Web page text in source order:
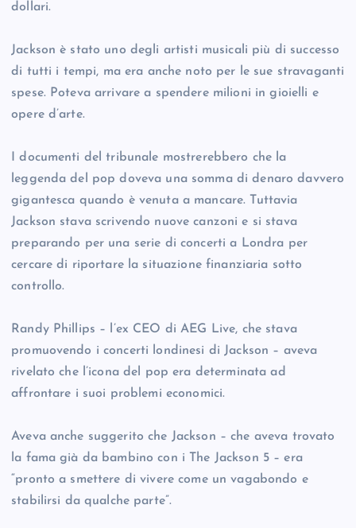
dollari.
Jackson è stato uno degli artisti musicali più di successo
di tutti i tempi, ma era anche noto per le sue stravaganti
spese. Poteva arrivare a spendere milioni in gioielli e
opere d’arte.
I documenti del tribunale mostrerebbero che la
leggenda del pop doveva una somma di denaro davvero
gigantesca quando è venuta a mancare. Tuttavia
Jackson stava scrivendo nuove canzoni e si stava
preparando per una serie di concerti a Londra per
cercare di riportare la situazione finanziaria sotto
controllo.
Randy Phillips – l’ex CEO di AEG Live, che stava
promuovendo i concerti londinesi di Jackson – aveva
rivelato che l’icona del pop era determinata ad
affrontare i suoi problemi economici.
Aveva anche suggerito che Jackson – che aveva trovato
la fama già da bambino con i The Jackson 5 – era
“pronto a smettere di vivere come un vagabondo e
stabilirsi da qualche parte”.